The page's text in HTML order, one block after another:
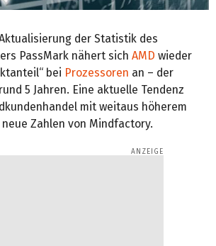
der Statistik des
PassMark nähert sich AMD wieder
bei Prozessoren an – der
5 Jahren. Eine aktuelle Tendenz
mit weitaus höherem
Zahlen von Mindfactory.